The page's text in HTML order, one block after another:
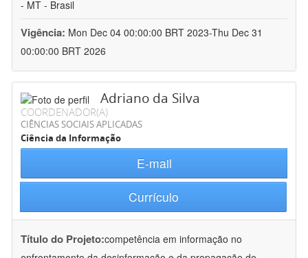
- MT - Brasil
Vigência: Mon Dec 04 00:00:00 BRT 2023-Thu Dec 31
00:00:00 BRT 2026
Adriano da Silva
COORDENADOR(A)
CIÊNCIAS SOCIAIS APLICADAS
Ciência da Informação
E-mail
Currículo
Título do Projeto:competência em informação no